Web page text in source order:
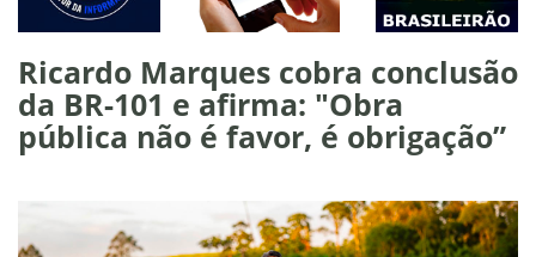
Ricardo Marques cobra conclusão
da BR-101 e afirma: "Obra
pública não é favor, é obrigação”